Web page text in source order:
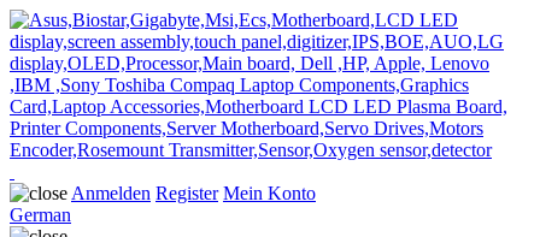
Anmelden Register Mein Konto
German